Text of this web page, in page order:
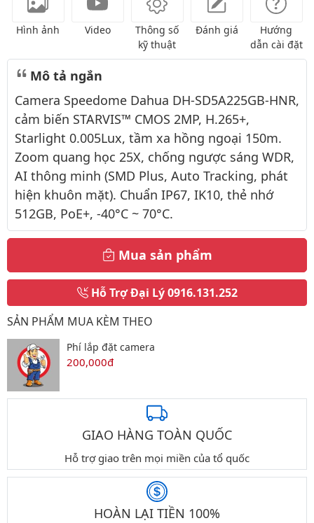
Hình ảnh Video
Thông số
kỹ thuật
Đánh giá
Hướng
dẫn cài đặt
Mô tả ngắn
Camera Speedome Dahua DH-SD5A225GB-HNR,
cảm biến STARVIS™ CMOS 2MP, H.265+,
Starlight 0.005Lux, tầm xa hồng ngoại 150m.
Zoom quang học 25X, chống ngược sáng WDR,
AI thông minh (SMD Plus, Auto Tracking, phát
hiện khuôn mặt). Chuẩn IP67, IK10, thẻ nhớ
512GB, PoE+, -40°C ~ 70°C.
Mua sản phẩm
Hỗ Trợ Đại Lý0916.131.252
SẢN PHẨM MUA KÈM THEO
Phí lắp đặt camera
200,000đ
GIAO HÀNG TOÀN QUỐC
Hỗ trợ giao trên mọi miền của tổ quốc
HOÀN LẠI TIỀN 100%